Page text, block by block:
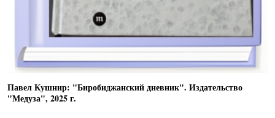
Павел Кушнир: "Биробиджанский дневник". Издательство
"Медуза", 2025 г.